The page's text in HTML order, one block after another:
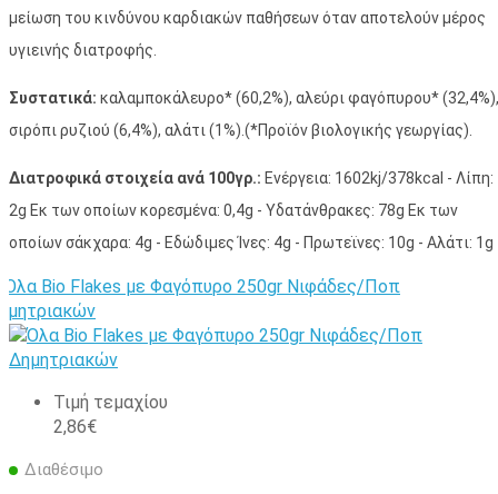
μείωση του κινδύνου καρδιακών παθήσεων όταν αποτελούν μέρος
υγιεινής διατροφής.
Συστατικά: καλαμποκάλευρο* (60,2%), αλεύρι φαγόπυρου* (32,4%),
σιρόπι ρυζιού (6,4%), αλάτι (1%).(*Προϊόν βιολογικής γεωργίας).
Διατροφικά στοιχεία ανά 100γρ.: Ενέργεια: 1602kj/378kcal - Λίπη:
2g Εκ των οποίων κορεσμένα: 0,4g - Υδατάνθρακες: 78g Εκ των
οποίων σάκχαρα: 4g - Εδώδιμες Ίνες: 4g - Πρωτεϊνες: 10g - Αλάτι: 1g
Τιμή τεμαχίου
2,86€
Διαθέσιμο